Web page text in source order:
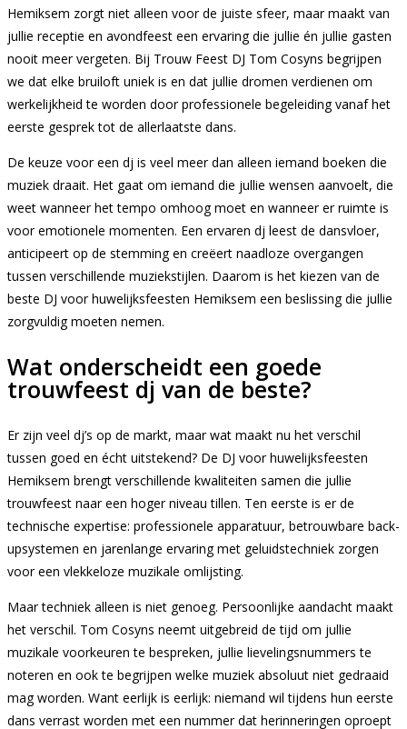
Hemiksem zorgt niet alleen voor de juiste sfeer, maar maakt van
jullie receptie en avondfeest een ervaring die jullie én jullie gasten
nooit meer vergeten. Bij Trouw Feest DJ Tom Cosyns begrijpen
we dat elke bruiloft uniek is en dat jullie dromen verdienen om
werkelijkheid te worden door professionele begeleiding vanaf het
eerste gesprek tot de allerlaatste dans.
De keuze voor een dj is veel meer dan alleen iemand boeken die
muziek draait. Het gaat om iemand die jullie wensen aanvoelt, die
weet wanneer het tempo omhoog moet en wanneer er ruimte is
voor emotionele momenten. Een ervaren dj leest de dansvloer,
anticipeert op de stemming en creëert naadloze overgangen
tussen verschillende muziekstijlen. Daarom is het kiezen van de
beste DJ voor huwelijksfeesten Hemiksem een beslissing die jullie
zorgvuldig moeten nemen.
Wat onderscheidt een goede
trouwfeest dj van de beste?
Er zijn veel dj’s op de markt, maar wat maakt nu het verschil
tussen goed en écht uitstekend? De DJ voor huwelijksfeesten
Hemiksem brengt verschillende kwaliteiten samen die jullie
trouwfeest naar een hoger niveau tillen. Ten eerste is er de
technische expertise: professionele apparatuur, betrouwbare back-
upsystemen en jarenlange ervaring met geluidstechniek zorgen
voor een vlekkeloze muzikale omlijsting.
Maar techniek alleen is niet genoeg. Persoonlijke aandacht maakt
het verschil. Tom Cosyns neemt uitgebreid de tijd om jullie
muzikale voorkeuren te bespreken, jullie lievelingsnummers te
noteren en ook te begrijpen welke muziek absoluut niet gedraaid
mag worden. Want eerlijk is eerlijk: niemand wil tijdens hun eerste
dans verrast worden met een nummer dat herinneringen oproept